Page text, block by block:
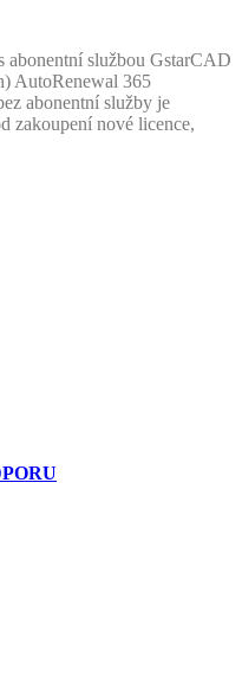
abonentní službou GstarCAD
AutoRenewal 365
abonentní služby je
zakoupení nové licence,